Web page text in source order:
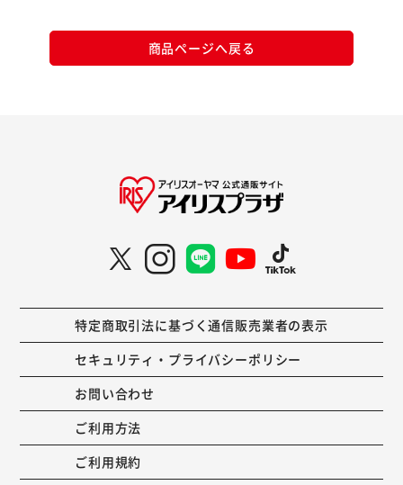
商品ページへ戻る
特定商取引法に基づく通信販売業者の表示
セキュリティ・プライバシーポリシー
お問い合わせ
ご利用方法
ご利用規約